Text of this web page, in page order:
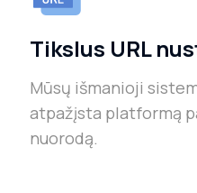
Tikslus URL
Mūsų išmanioji
atpažįsta platformą
nuorodą.